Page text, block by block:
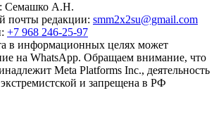
Семашко А.Н.
почты редакции: smm2x2su@gmail.com
+7 968 246-25-97
в информационных целях может
на WhatsApp. Обращаем внимание, что
Meta Platforms Inc., деятельность
и запрещена в РФ